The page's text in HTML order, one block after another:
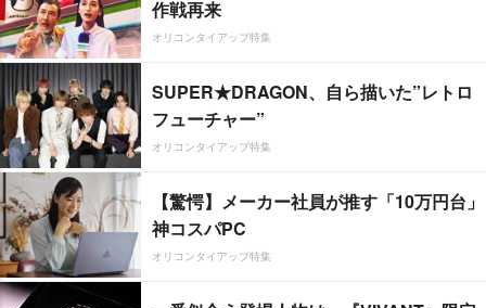
作戦再来
オリコンタイアップ特集
SUPER★DRAGON、自ら描いた”レトロ
フューチャー”
オリコンタイアップ特集
【驚愕】メーカー社員が推す「10万円台」
神コスパPC
オリコンタイアップ特集